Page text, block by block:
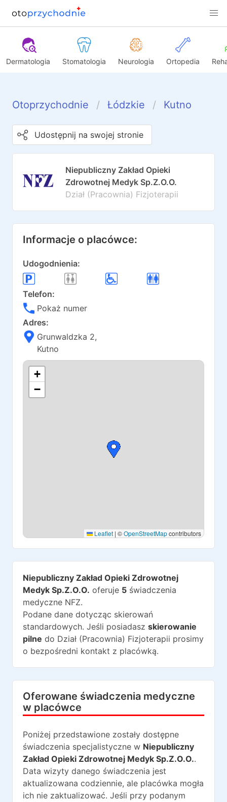
Dermatologia Stomatologia Neurologia Ortopedia
Otoprzychodnie Łódzkie Kutno
Udostępnij na swojej stronie
Niepubliczny Zakład Opieki
Zdrowotnej Medyk Sp.Z.O.O.
Dział (Pracownia) Fizjoterapii
Informacje o placówce:
Udogodnienia:
Telefon:
Pokaż numer
Adres:
Grunwaldzka 2,
Kutno
+
−
Leaflet | ©OpenStreetMapcontributors
Niepubliczny Zakład Opieki Zdrowotnej
Medyk Sp.Z.O.O. oferuje 5 świadczenia
medyczne NFZ.
Podane dane dotycząc skierowań
standardowych. Jeśli posiadasz skierowanie
pilne do Dział (Pracownia) Fizjoterapii prosimy
o bezpośredni kontakt z placówką.
Oferowane świadczenia medyczne
w placówce
Poniżej przedstawione zostały dostępne
świadczenia specjalistyczne w Niepubliczny
Zakład Opieki Zdrowotnej Medyk Sp.Z.O.O..
Data wizyty danego świadczenia jest
aktualizowana codziennie, ale placówka mogła
ich nie zaktualizować. Jeśli przy podanym